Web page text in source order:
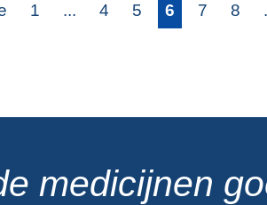
1 ... 4 5 6 7 8
medicijnen